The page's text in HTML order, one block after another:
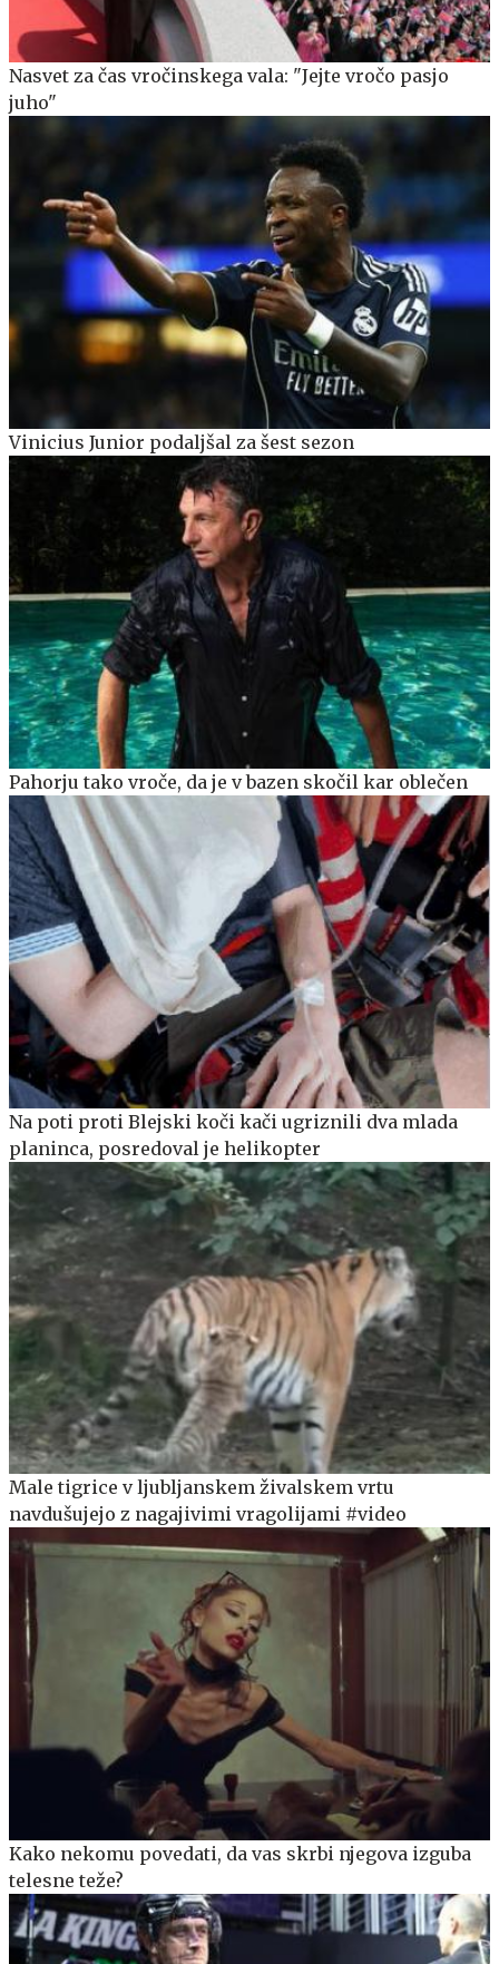
Nasvet za čas vročinskega vala: "Jejte vročo pasjo
juho"
Vinicius Junior podaljšal za šest sezon
Pahorju tako vroče, da je v bazen skočil kar oblečen
Na poti proti Blejski koči kači ugriznili dva mlada
planinca, posredoval je helikopter
Male tigrice v ljubljanskem živalskem vrtu
navdušujejo z nagajivimi vragolijami #video
Kako nekomu povedati, da vas skrbi njegova izguba
telesne teže?